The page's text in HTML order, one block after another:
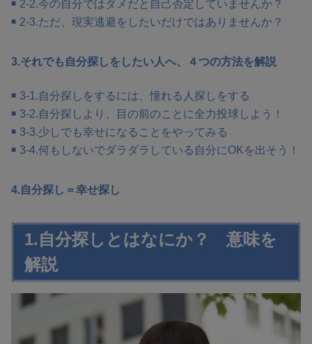
2-2.今の自分ではダメだと自己否定していませんか？
2-3.ただ、現実逃避をしたいだけではありませんか？
3.それでも自分探しをしたい人へ、４つの方法を解説
3-1.自分探しをするには、憧れる人探しをする
3-2.自分探しより、目の前のことに全力投球しよう！
3-3.少しでも幸せになることをやってみる
3-4.何もしないでダラダラしている自分にOKを出そう！
4.自分探し＝幸せ探し
1.自分探しとはなにか？ 意味を
解説